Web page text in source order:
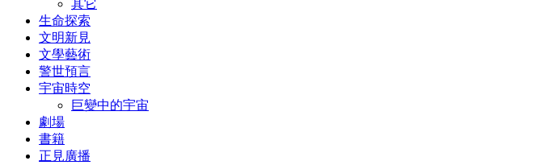
其它
生命探索
文明新見
文學藝術
警世預言
宇宙時空
巨變中的宇宙
劇場
書籍
正見廣播